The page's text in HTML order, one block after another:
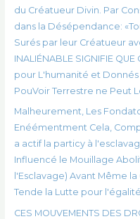
du Créatueur Divin. Par
dans la Désépendance:
Surés par leur Créatueur
INALIÉNABLE SIGNIFIE
pour L'humanité et
PouVoir Terrestre ne Peut
Malheurement, Les
Enéémentment Cela,
a actif la particy à
Influencé le Mouillage
l'Esclavage) Avant Même
Tende la Lutte pour
CES MOUVEMENTS DES